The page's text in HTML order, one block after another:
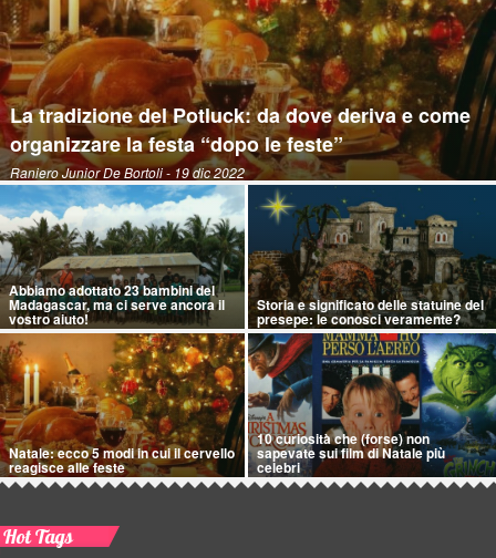
La tradizione del Potluck: da dove deriva e come
organizzare la festa “dopo le feste”
Raniero Junior De Bortoli- 19 dic 2022
Abbiamo adottato 23 bambini del
Madagascar, ma ci serve ancora il
vostro aiuto!
Storia e significato delle statuine del
presepe: le conosci veramente?
Natale: ecco 5 modi in cui il cervello
reagisce alle feste
10 curiosità che (forse) non
sapevate sui film di Natale più
celebri
Hot Tags